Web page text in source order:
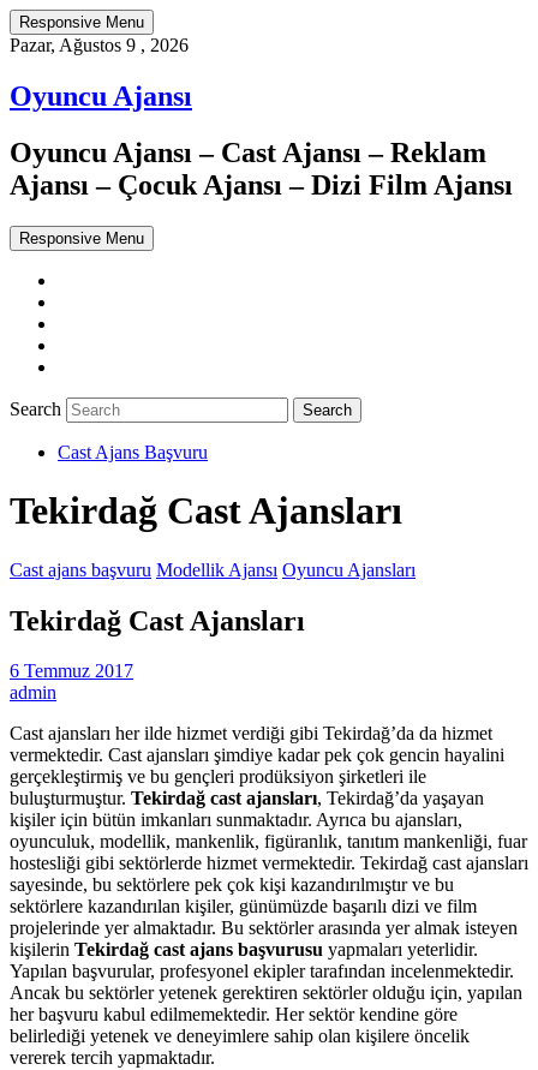
Responsive Menu
Pazar, Ağustos 9 , 2026
Oyuncu Ajansı
Oyuncu Ajansı – Cast Ajansı – Reklam
Ajansı – Çocuk Ajansı – Dizi Film Ajansı
Responsive Menu
Search
Cast Ajans Başvuru
Tekirdağ Cast Ajansları
Cast ajans başvuru Modellik Ajansı Oyuncu Ajansları
Tekirdağ Cast Ajansları
6 Temmuz 2017
admin
Cast ajansları her ilde hizmet verdiği gibi Tekirdağ’da da hizmet
vermektedir. Cast ajansları şimdiye kadar pek çok gencin hayalini
gerçekleştirmiş ve bu gençleri prodüksiyon şirketleri ile
buluşturmuştur. Tekirdağ cast ajansları, Tekirdağ’da yaşayan
kişiler için bütün imkanları sunmaktadır. Ayrıca bu ajansları,
oyunculuk, modellik, mankenlik, figüranlık, tanıtım mankenliği, fuar
hostesliği gibi sektörlerde hizmet vermektedir. Tekirdağ cast ajansları
sayesinde, bu sektörlere pek çok kişi kazandırılmıştır ve bu
sektörlere kazandırılan kişiler, günümüzde başarılı dizi ve film
projelerinde yer almaktadır. Bu sektörler arasında yer almak isteyen
kişilerin Tekirdağ cast ajans başvurusu yapmaları yeterlidir.
Yapılan başvurular, profesyonel ekipler tarafından incelenmektedir.
Ancak bu sektörler yetenek gerektiren sektörler olduğu için, yapılan
her başvuru kabul edilmemektedir. Her sektör kendine göre
belirlediği yetenek ve deneyimlere sahip olan kişilere öncelik
vererek tercih yapmaktadır.